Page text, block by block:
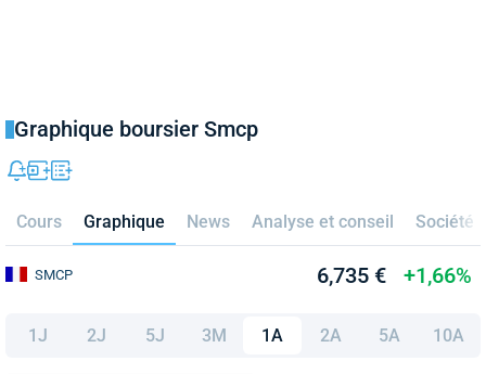
Graphique boursier Smcp
Cours Graphique News Analyse et conseil Société
SMCP 6,735 € +1,66%
1J 2J 5J 3M 1A 2A 5A 10A